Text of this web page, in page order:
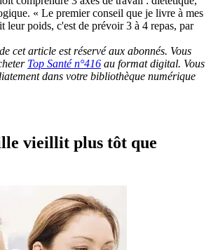
« Le premier conseil que je livre à mes
leur poids, c'est de prévoir 3 à 4 repas, par
cet article est réservé aux abonnés. Vous
Top Santé n°416 au format digital. Vous
dans votre bibliothèque numérique
vieillit plus tôt que